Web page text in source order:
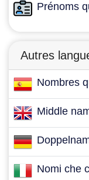
Prénoms
Autres
Nombres
Middle
Nomi che